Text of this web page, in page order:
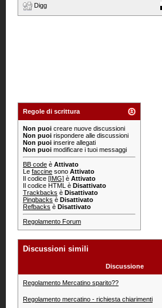
Digg
Regole di scrittura
Non puoi creare nuove discussioni
Non puoi rispondere alle discussioni
Non puoi inserire allegati
Non puoi modificare i tuoi messaggi
BB code è Attivato
Le faccine sono Attivato
Il codice [IMG] è Attivato
Il codice HTML è Disattivato
Trackbacks è Disattivato
Pingbacks è Disattivato
Refbacks è Disattivato
Regolamento Forum
Discussioni simili
Discussione
Regolamento Mercatino sparito??
Regolamento mercatino - richiesta chiarimenti